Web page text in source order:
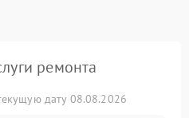
ремонта
дату 08.08.2026